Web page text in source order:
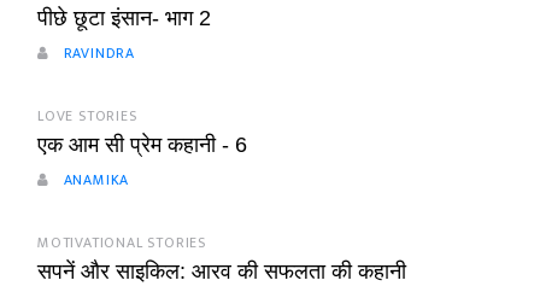
पीछे छूटा इंसान- भाग 2
RAVINDRA
LOVE STORIES
एक आम सी प्रेम कहानी - 6
ANAMIKA
MOTIVATIONAL STORIES
सपनें और साइकिल: आरव की सफलता की कहानी